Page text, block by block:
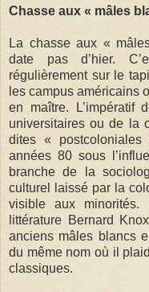
Chasse aux « mâles
La chasse aux «
date pas d’hier.
régulièrement sur le
les campus américains
en maître. L’impératif
universitaires ou de la
dites «
années 80 sous
branche de la
culturel laissé par la
visible aux
littérature Bernard
anciens mâles blancs
du même nom où il
classiques.